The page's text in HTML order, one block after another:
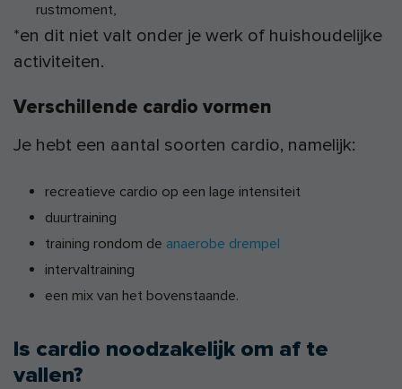
rustmoment,
*en dit niet valt onder je werk of huishoudelijke
activiteiten.
Verschillende cardio vormen
Je hebt een aantal soorten cardio, namelijk:
recreatieve cardio op een lage intensiteit
duurtraining
training rondom de anaerobe drempel
intervaltraining
een mix van het bovenstaande.
Is cardio noodzakelijk om af te
vallen?